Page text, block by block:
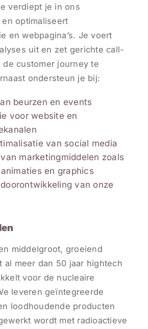
verdiept je in ons
optimaliseert
en webpagina’s. Je voert
uit en zet gerichte call-
customer journey te
ondersteun je bij:
beurzen en events
voor website en
van social media
marketingmiddelen zoals
en graphics
van onze
middelgroot, groeiend
al meer dan 50 jaar hightech
voor de nucleaire
leveren geïntegreerde
loodhoudende producten
wordt met radioactieve